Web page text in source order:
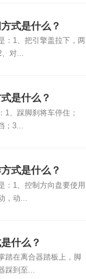
式是什么？
：1、把引擎盖拉下，两
、对...
是什么？
1、踩脚刹将车停住；
；3...
式是什么？
：1、控制方向盘要使用
，动...
什么？
踏在离合器踏板上，脚
踩到至...